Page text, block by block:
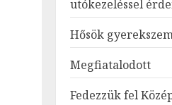
utókezeléssel
Hősök
Megfiatalodott
Fedezzük fel